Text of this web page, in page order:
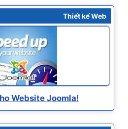
Thiết kế Web
Website Joomla!